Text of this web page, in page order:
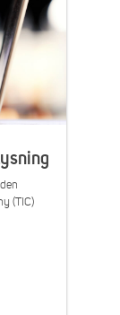
(TIC)